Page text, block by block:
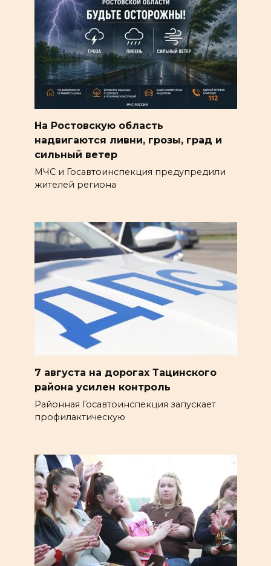
На Ростовскую область
надвигаются ливни, грозы, град и
сильный ветер
МЧС и Госавтоинспекция предупредили
жителей региона
7 августа на дорогах Тацинского
района усилен контроль
Районная Госавтоинспекция запускает
профилактическую